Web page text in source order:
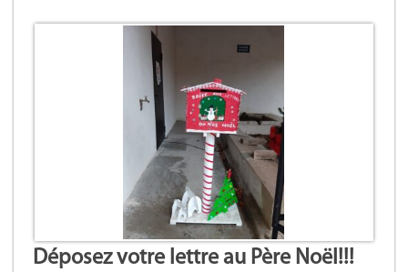
Déposez votre lettre au Père Noël!!!